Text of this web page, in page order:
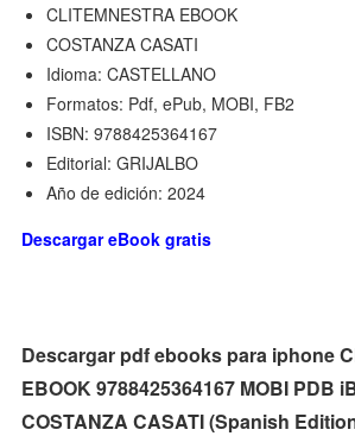
CLITEMNESTRA EBOOK
COSTANZA CASATI
Idioma: CASTELLANO
Formatos: Pdf, ePub, MOBI, FB2
ISBN: 9788425364167
Editorial: GRIJALBO
Año de edición: 2024
Descargar eBook gratis
Descargar pdf ebooks para iphone
EBOOK 9788425364167 MOBI PDB
COSTANZA CASATI (Spanish